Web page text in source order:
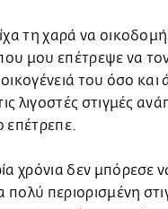
τη χαρά να
μου επέτρεψε να
του όσο
λιγοστές στιγμές
επέτρεπε.
χρόνια δεν μπόρεσε
περιορισμένη